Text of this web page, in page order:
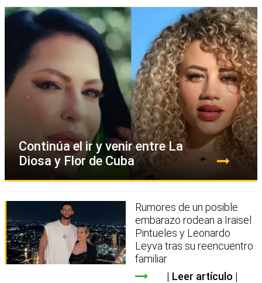
Continúa el ir y venir entre La
Diosa y Flor de Cuba
Rumores de un posible
embarazo rodean a Iraisel
Pintueles y Leonardo
Leyva tras su reencuentro
familiar
Leer artículo